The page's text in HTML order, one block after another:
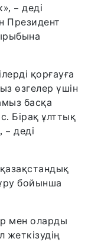
– деді
Президент
қорғауға
өзгелер үшін
басқа
Бірақ ұлттық
– деді
бойынша
мен оларды
жеткізудің